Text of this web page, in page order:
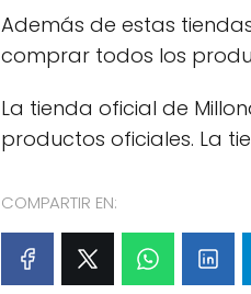
Además de estas
comprar todos los
La tienda oficial de
productos oficiales. La
COMPARTIR EN: